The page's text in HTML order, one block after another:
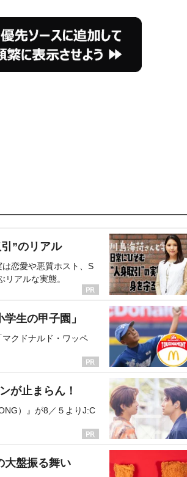
”のリアル
は恋愛や悪質ホスト、S
アルな実態。
生の甲子園」
クドナルド・ワッペ
が止まらん！
）』が8／５よりJ:C
大盤振る舞い